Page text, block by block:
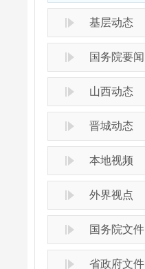
基层动态
国务院要闻
山西动态
晋城动态
本地视频
外界视点
国务院文件
省政府文件